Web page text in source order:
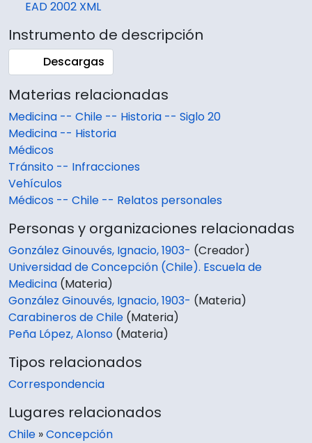
EAD 2002 XML
Instrumento de descripción
Descargas
Materias relacionadas
Medicina -- Chile -- Historia -- Siglo 20
Medicina -- Historia
Médicos
Tránsito -- Infracciones
Vehículos
Médicos -- Chile -- Relatos personales
Personas y organizaciones relacionadas
González Ginouvés, Ignacio, 1903- (Creador)
Universidad de Concepción (Chile). Escuela de
Medicina (Materia)
González Ginouvés, Ignacio, 1903- (Materia)
Carabineros de Chile (Materia)
Peña López, Alonso (Materia)
Tipos relacionados
Correspondencia
Lugares relacionados
Chile »Concepción